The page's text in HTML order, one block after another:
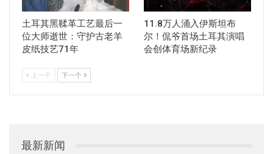
土耳其黑鞣革工艺最后一
位大师逝世：守护古老羊
皮纸技艺71年
11.8万人涌入伊斯坦布
尔！侃爷首场土耳其演唱
会创体育场新纪录
上一个 下一个
最新新闻